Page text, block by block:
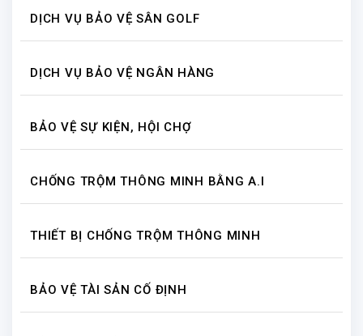
DỊCH VỤ BẢO VỆ SÂN GOLF
DỊCH VỤ BẢO VỆ NGÂN HÀNG
BẢO VỆ SỰ KIỆN, HỘI CHỢ
CHỐNG TRỘM THÔNG MINH BẰNG A.I
THIẾT BỊ CHỐNG TRỘM THÔNG MINH
BẢO VỆ TÀI SẢN CỐ ĐỊNH